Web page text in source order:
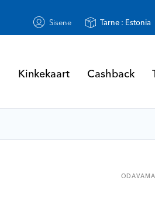
Sisene Tarne : Estonia
Kinkekaart Cashback